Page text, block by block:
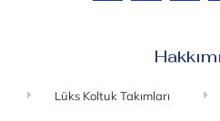
Lüks Koltuk Takımları